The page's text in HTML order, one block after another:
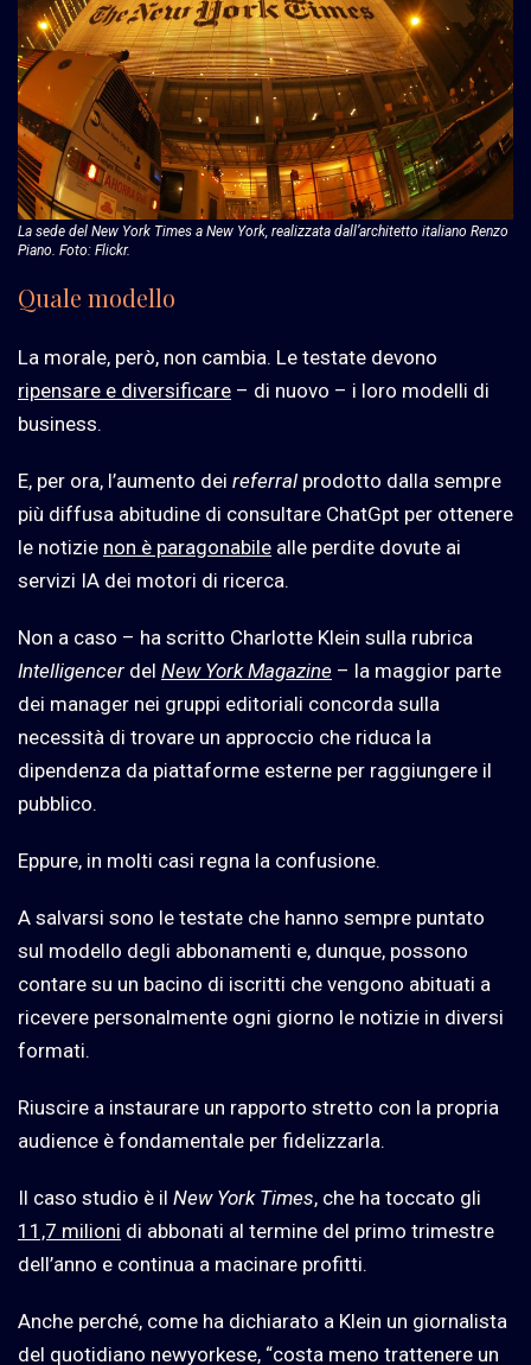
La sede del New York Times a New York, realizzata dall’architetto italiano Renzo
Piano. Foto: Flickr.
Quale modello
La morale, però, non cambia. Le testate devono
ripensare e diversificare – di nuovo – i loro modelli di
business.
E, per ora, l’aumento dei referral prodotto dalla sempre
più diffusa abitudine di consultare ChatGpt per ottenere
le notizie non è paragonabile alle perdite dovute ai
servizi IA dei motori di ricerca.
Non a caso – ha scritto Charlotte Klein sulla rubrica
Intelligencer del New York Magazine – la maggior parte
dei manager nei gruppi editoriali concorda sulla
necessità di trovare un approccio che riduca la
dipendenza da piattaforme esterne per raggiungere il
pubblico.
Eppure, in molti casi regna la confusione.
A salvarsi sono le testate che hanno sempre puntato
sul modello degli abbonamenti e, dunque, possono
contare su un bacino di iscritti che vengono abituati a
ricevere personalmente ogni giorno le notizie in diversi
formati.
Riuscire a instaurare un rapporto stretto con la propria
audience è fondamentale per fidelizzarla.
Il caso studio è il New York Times, che ha toccato gli
11,7 milioni di abbonati al termine del primo trimestre
dell’anno e continua a macinare profitti.
Anche perché, come ha dichiarato a Klein un giornalista
del quotidiano newyorkese, “costa meno trattenere un